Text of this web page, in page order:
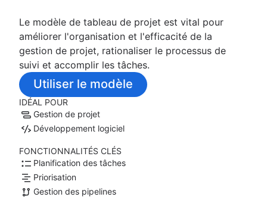
Le modèle de tableau de projet est vital pour
améliorer l'organisation et l'efficacité de la
gestion de projet, rationaliser le processus de
suivi et accomplir les tâches.
Utiliser le modèle
IDÉAL POUR
Gestion de projet
Développement logiciel
FONCTIONNALITÉS CLÉS
Planification des tâches
Priorisation
Gestion des pipelines